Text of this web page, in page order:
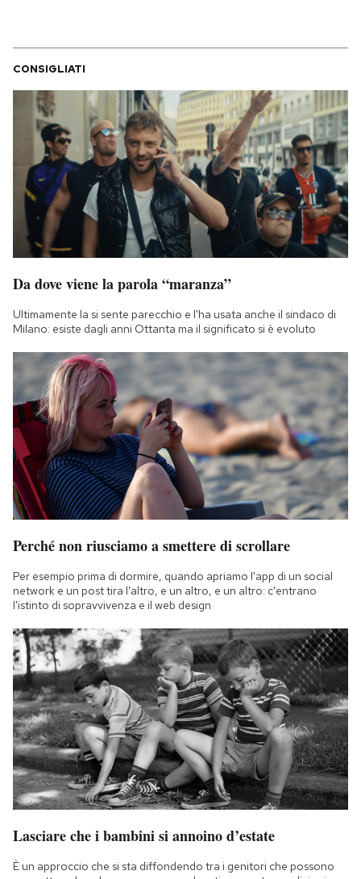
CONSIGLIATI
Da dove viene la parola “maranza”
Ultimamente la si sente parecchio e l'ha usata anche il sindaco di
Milano: esiste dagli anni Ottanta ma il significato si è evoluto
Perché non riusciamo a smettere di scrollare
Per esempio prima di dormire, quando apriamo l'app di un social
network e un post tira l'altro, e un altro, e un altro: c'entrano
l'istinto di sopravvivenza e il web design
Lasciare che i bambini si annoino d’estate
È un approccio che si sta diffondendo tra i genitori che possono